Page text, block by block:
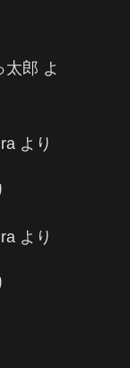
太郎 よ
より
より